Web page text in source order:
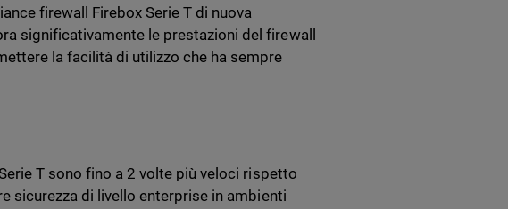
firewall Firebox Serie T di nuova
significativamente le prestazioni del firewall
la facilità di utilizzo che ha sempre
T sono fino a 2 volte più veloci rispetto
sicurezza di livello enterprise in ambienti